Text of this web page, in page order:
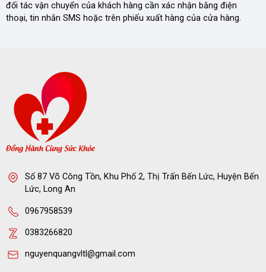
đối tác vận chuyển của khách hàng cần xác nhận bằng điện
thoại, tin nhắn SMS hoặc trên phiếu xuất hàng của cửa hàng.
Số 87 Võ Công Tồn, Khu Phố 2, Thị Trấn Bến Lức, Huyện Bến
Lức, Long An
0967958539
0383266820
nguyenquangvltl@gmail.com